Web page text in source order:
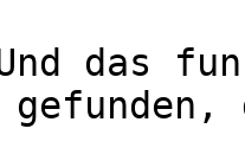
das